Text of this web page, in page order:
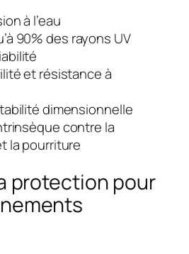
à l’eau
90% des rayons UV
et résistance à
dimensionnelle
contre la
la pourriture
protection pour